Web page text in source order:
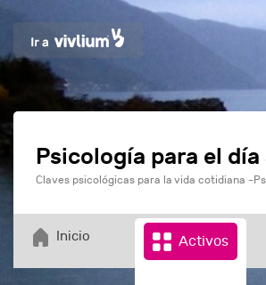
Psicología para el día
Claves psicológicas para la vida cotidiana -
Inicio Activos